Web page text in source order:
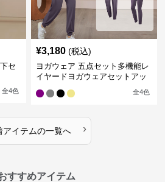
セ
全4色
¥3,180 (税込)
ヨガウェア 五点セット多機能レ
イヤードヨガウェアセットアッ
全4色
アイテムの一覧へ ›
すすめアイテム